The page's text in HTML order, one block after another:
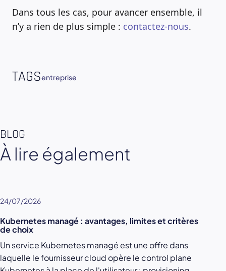
Dans tous les cas, pour avancer ensemble, il
n’y a rien de plus simple : contactez-nous.
TAGSentreprise
BLOG
À lire également
24/07/2026
Kubernetes managé : avantages, limites et critères
de choix
Un service Kubernetes managé est une offre dans
laquelle le fournisseur cloud opère le control plane